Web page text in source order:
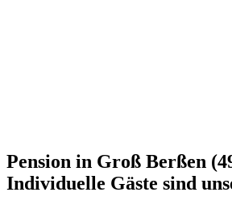
Pension in Groß Berßen
Individuelle Gäste sind